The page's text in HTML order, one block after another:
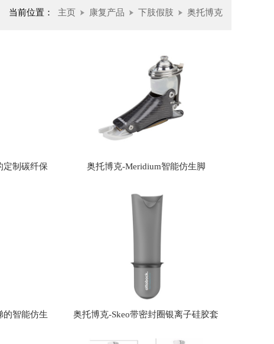
当前位置： 主页 康复产品 下肢假肢 奥托博克
定制碳纤保 奥托博克-Meridium智能仿生脚
的智能仿生 奥托博克-Skeo带密封圈银离子硅胶套